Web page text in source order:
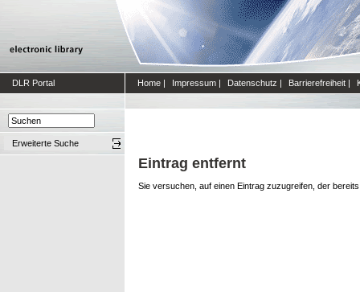
DLR Portal Home | Impressum | Datenschutz | Barrierefreiheit |
Erweiterte Suche
Eintrag entfernt
Sie versuchen, auf einen Eintrag zuzugreifen, der